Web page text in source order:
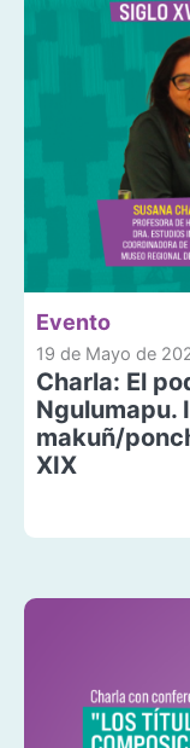
Evento
19 de Mayo de
Charla: El
Ngulumapu.
makuñ/
XIX